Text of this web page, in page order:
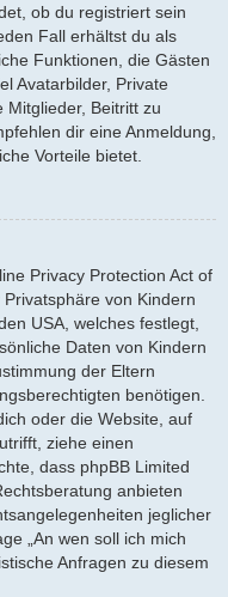
ob du registriert sein
Fall erhältst du als
Funktionen, die Gästen
Avatarbilder, Private
Mitglieder, Beitritt zu
dir eine Anmeldung,
Vorteile bietet.
Privacy Protection Act of
von Kindern
USA, welches festlegt,
Daten von Kindern
der Eltern
benötigen.
oder die Website, auf
ziehe einen
dass phpBB Limited
anbieten
jeglicher
„An wen soll ich mich
Anfragen zu diesem